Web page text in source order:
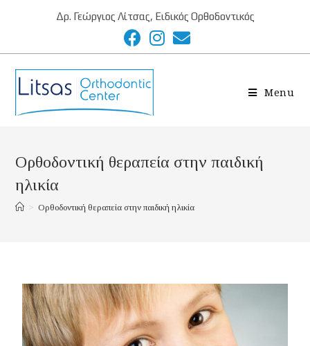
Δρ. Γεώργιος Λίτσας, Ειδικός Ορθοδοντικός
Menu
Ορθοδοντική θεραπεία στην παιδική
ηλικία
> Ορθοδοντική θεραπεία στην παιδική ηλικία